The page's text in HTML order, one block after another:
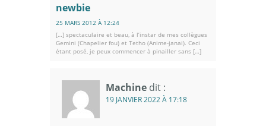
newbie
25 MARS 2012 À 12:24
[…] spectaculaire et beau, à l’instar de mes collègues
Gemini (Chapelier fou) et Tetho (Anime-janai). Ceci
étant posé, je peux commencer à pinailler sans […]
Machine dit :
19 JANVIER 2022 À 17:18